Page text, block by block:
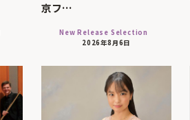
京フ…
New Release Selection
2026年8月6日